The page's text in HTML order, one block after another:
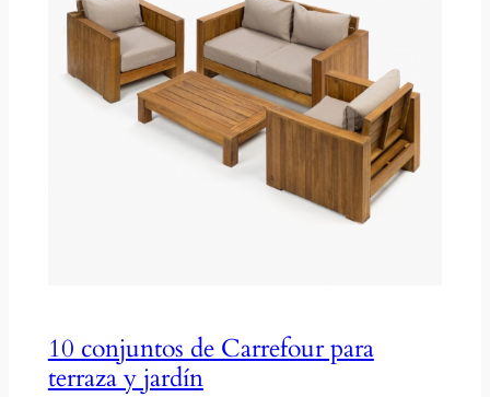
10 conjuntos de Carrefour para
terraza y jardín